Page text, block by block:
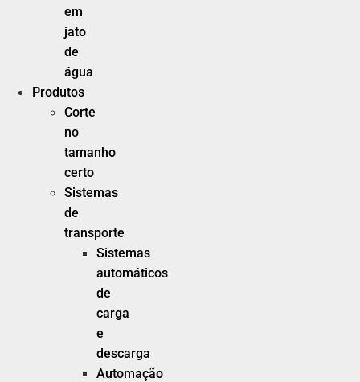
em
jato
de
água
Produtos
Corte
no
tamanho
certo
Sistemas
de
transporte
Sistemas
automáticos
de
carga
e
descarga
Automação